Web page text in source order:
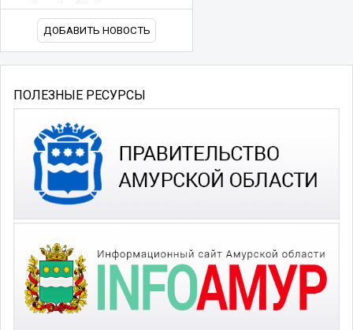
ДОБАВИТЬ НОВОСТЬ
ПОЛЕЗНЫЕ РЕСУРСЫ